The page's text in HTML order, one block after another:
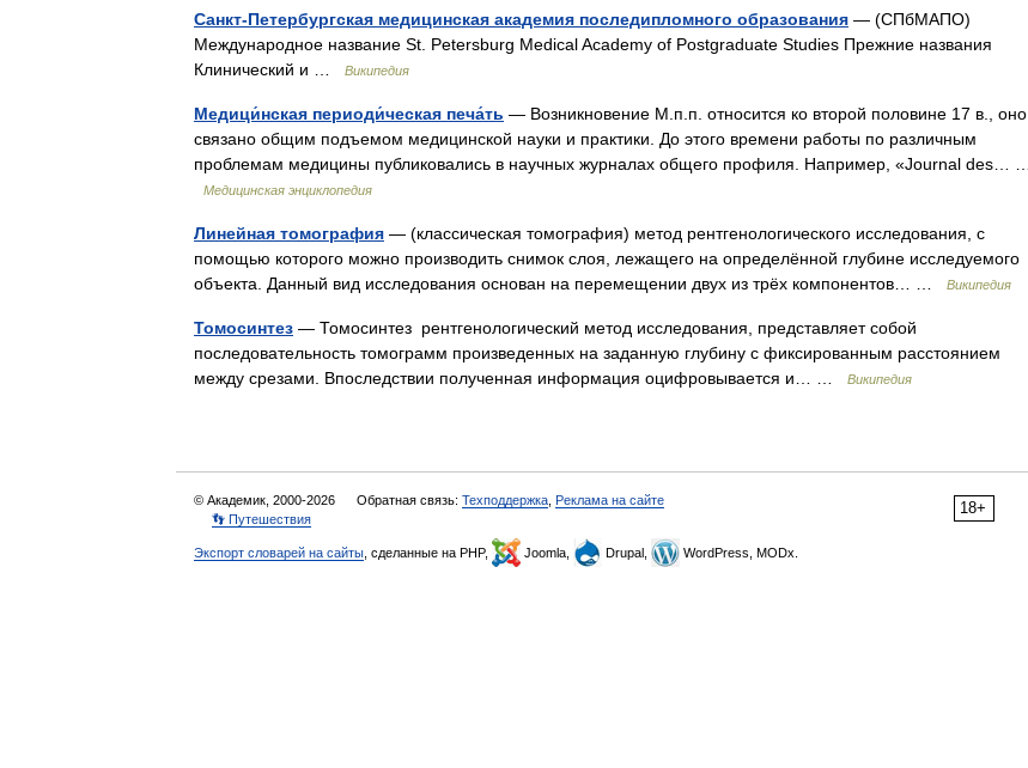
Санкт-Петербургская медицинская академия последипломного образования — (СПбМАПО)
Международное название St. Petersburg Medical Academy of Postgraduate Studies Прежние названия
Клинический и …
Википедия
Медици́нская периоди́ческая печа́ть — Возникновение М.п.п. относится ко второй половине 17 в., оно
связано общим подъемом медицинской науки и практики. До этого времени работы по различным
проблемам медицины публиковались в научных журналах общего профиля. Например, «Journal des… …
Медицинская энциклопедия
Линейная томография — (классическая томография) метод рентгенологического исследования, с
помощью которого можно производить снимок слоя, лежащего на определённой глубине исследуемого
объекта. Данный вид исследования основан на перемещении двух из трёх компонентов… …
Википедия
Томосинтез — Томосинтез рентгенологический метод исследования, представляет собой
последовательность томограмм произведенных на заданную глубину с фиксированным расстоянием
между срезами. Впоследствии полученная информация оцифровывается и… …
Википедия
18+
© Академик, 2000-2026 Обратная связь: Техподдержка Реклама на сайте
👣 Путешествия
Экспорт словарей на сайты , сделанные на PHP, Joomla, Drupal, WordPress, MODx.